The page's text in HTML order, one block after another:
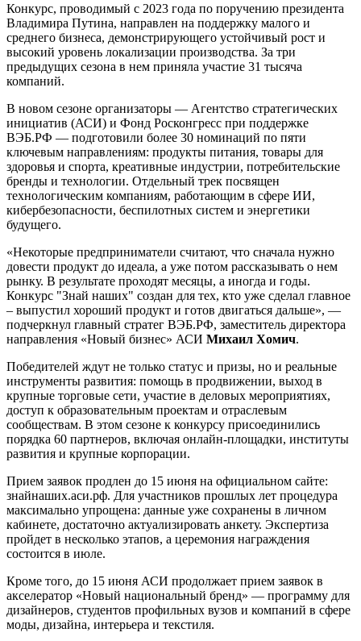
Конкурс, проводимый с 2023 года по поручению президента
Владимира Путина, направлен на поддержку малого и
среднего бизнеса, демонстрирующего устойчивый рост и
высокий уровень локализации производства. За три
предыдущих сезона в нем приняла участие 31 тысяча
компаний.
В новом сезоне организаторы — Агентство стратегических
инициатив (АСИ) и Фонд Росконгресс при поддержке
ВЭБ.РФ — подготовили более 30 номинаций по пяти
ключевым направлениям: продукты питания, товары для
здоровья и спорта, креативные индустрии, потребительские
бренды и технологии. Отдельный трек посвящен
технологическим компаниям, работающим в сфере ИИ,
кибербезопасности, беспилотных систем и энергетики
будущего.
«Некоторые предприниматели считают, что сначала нужно
довести продукт до идеала, а уже потом рассказывать о нем
рынку. В результате проходят месяцы, а иногда и годы.
Конкурс "Знай наших" создан для тех, кто уже сделал главное
– выпустил хороший продукт и готов двигаться дальше», —
подчеркнул главный стратег ВЭБ.РФ, заместитель директора
направления «Новый бизнес» АСИ Михаил Хомич.
Победителей ждут не только статус и призы, но и реальные
инструменты развития: помощь в продвижении, выход в
крупные торговые сети, участие в деловых мероприятиях,
доступ к образовательным проектам и отраслевым
сообществам. В этом сезоне к конкурсу присоединились
порядка 60 партнеров, включая онлайн-площадки, институты
развития и крупные корпорации.
Прием заявок продлен до 15 июня на официальном сайте:
знайнаших.аси.рф. Для участников прошлых лет процедура
максимально упрощена: данные уже сохранены в личном
кабинете, достаточно актуализировать анкету. Экспертиза
пройдет в несколько этапов, а церемония награждения
состоится в июле.
Кроме того, до 15 июня АСИ продолжает прием заявок в
акселератор «Новый национальный бренд» — программу для
дизайнеров, студентов профильных вузов и компаний в сфере
моды, дизайна, интерьера и текстиля.